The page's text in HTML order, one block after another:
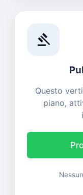
gavel
Questo
piano,